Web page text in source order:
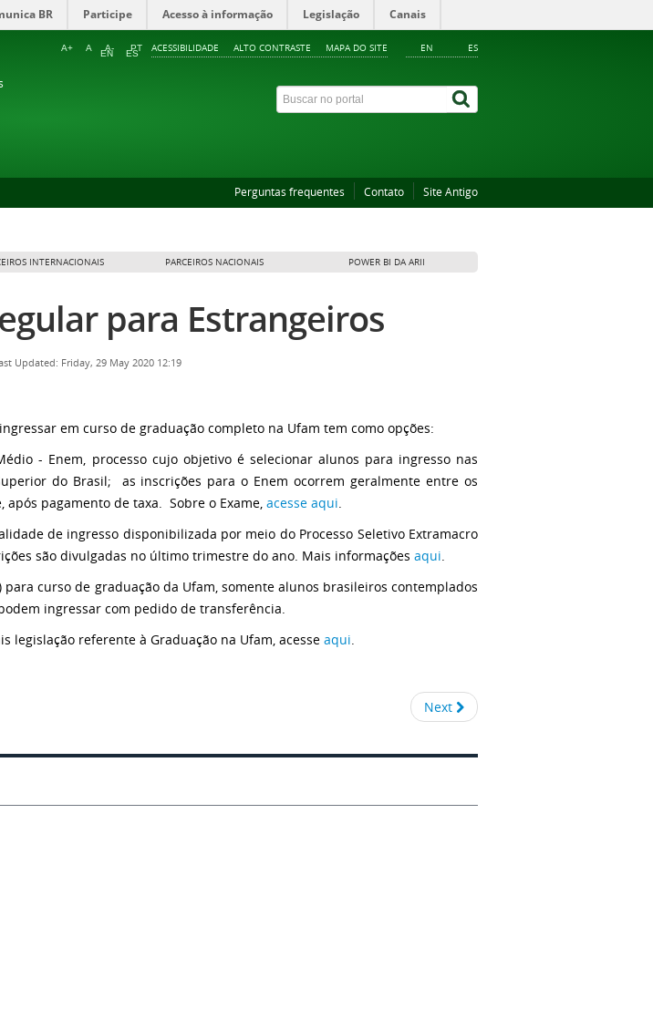
BR Participe Acesso à informação Legislação Canais
EN ES
ACESSIBILIDADE ALTO CONTRASTE MAPA DO SITE
A+ A A- PT
EN ES
Perguntas frequentes Contato Site Antigo
INTERNACIONAIS PARCEIROS NACIONAIS POWER BI DA ARII
para Estrangeiros
Updated: Friday, 29 May 2020 12:19
em curso de graduação completo na Ufam tem como opções:
- Enem, processo cujo objetivo é selecionar alunos para ingresso nas
do Brasil; as inscrições para o Enem ocorrem geralmente entre os
após pagamento de taxa. Sobre o Exame, acesse aqui.
de ingresso disponibilizada por meio do Processo Seletivo Extramacro
são divulgadas no último trimestre do ano. Mais informações aqui.
para curso de graduação da Ufam, somente alunos brasileiros contemplados
ingressar com pedido de transferência.
legislação referente à Graduação na Ufam, acesse aqui.
Next